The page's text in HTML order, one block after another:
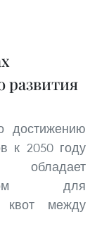
развития
достижению
к 2050 году
обладает
для
квот между